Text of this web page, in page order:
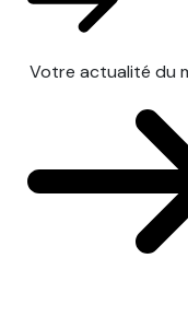
Votre actualité du